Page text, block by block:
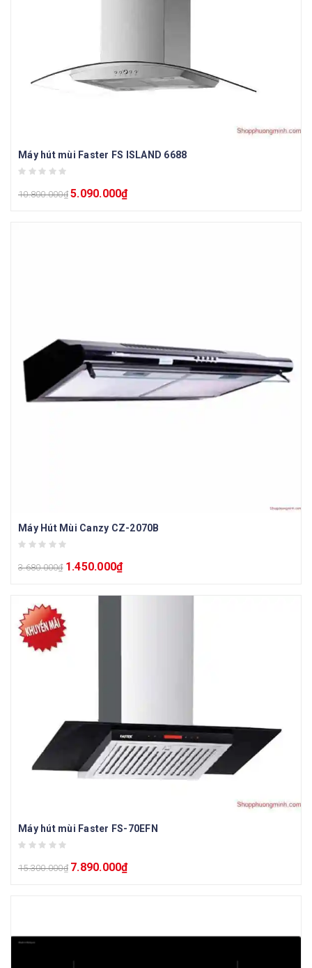
Máy hút mùi Faster FS ISLAND 6688
10.800.000₫ 5.090.000₫
Máy Hút Mùi Canzy CZ-2070B
3.680.000₫ 1.450.000₫
Máy hút mùi Faster FS-70EFN
15.300.000₫ 7.890.000₫